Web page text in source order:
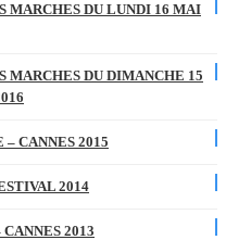
MARCHES DU LUNDI 16 MAI
MARCHES DU DIMANCHE 15
CANNES 2015
2014
2013